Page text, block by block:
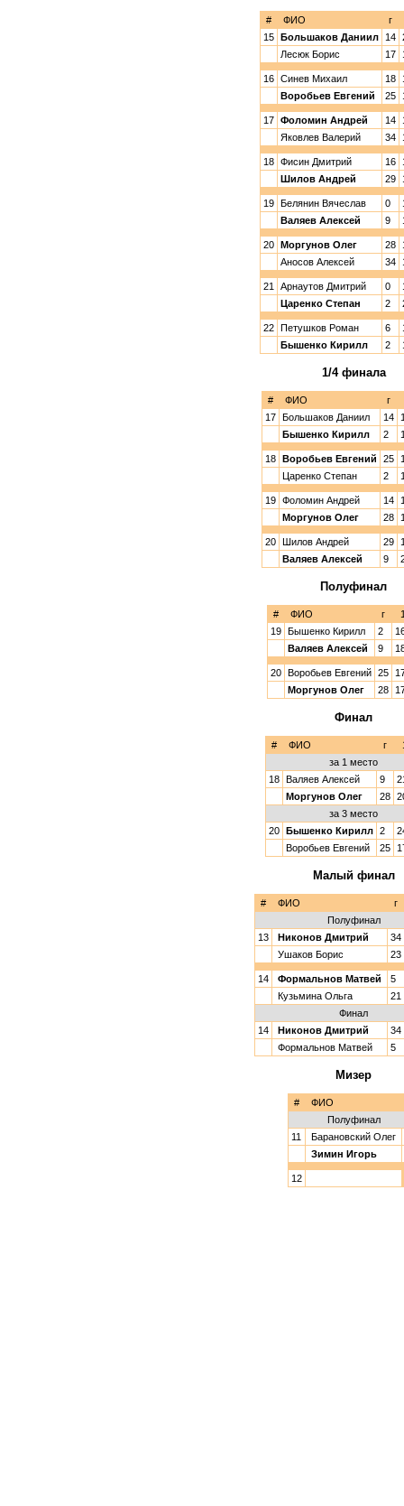
# ФИО
г
15 Большаков Даниил 14
Лесюк Борис
17
16 Синев Михаил 18
Воробьев Евгений
25
17 Фоломин Андрей 14
Яковлев Валерий
34
18 Фисин Дмитрий 16
Шилов Андрей
29
19 Белянин Вячеслав 0
Валяев Алексей
9
20 Моргунов Олег 28
Аносов Алексей
34
21 Арнаутов Дмитрий 0
Царенко Степан
2
22 Петушков Роман 6
Бышенко Кирилл
2
1/4 финала
# ФИО
г
17 Большаков Даниил 14
Бышенко Кирилл
2
18 Воробьев Евгений 25
Царенко Степан
2
19 Фоломин Андрей 14
Моргунов Олег
28
20 Шилов Андрей 29
Валяев Алексей
9
Полуфинал
# ФИО г
19 Бышенко Кирилл 2
Валяев Алексей
9
20 Воробьев Евгений 25
Моргунов Олег
28
Финал
# ФИО г
за 1 место
18 Валяев Алексей 9
Моргунов Олег
28
за 3 место
20 Бышенко Кирилл 2
Воробьев Евгений
25
Малый финал
# ФИО
г
Полуфинал
13
Никонов Дмитрий
34
Ушаков Борис
23
14 Формальнов Матвей
5
Кузьмина Ольга
21
Финал
14
Никонов Дмитрий
34
Формальнов Матвей
5
Мизер
#
ФИО
Полуфинал
11
Барановский Олег
Зимин Игорь
12